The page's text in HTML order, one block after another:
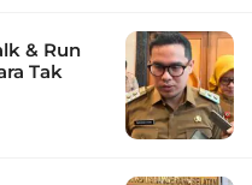
& Run
Tak